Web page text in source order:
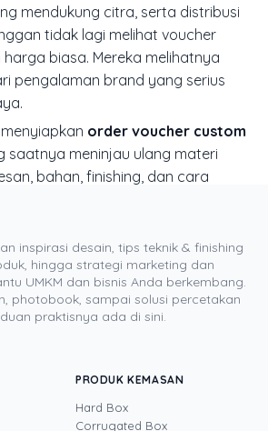
mendukung citra, serta distribusi
tidak lagi melihat voucher
biasa. Mereka melihatnya
pengalaman brand yang serius
order voucher custom
saatnya meninjau ulang materi
bahan, finishing, dan cara
desain voucher, pilihan kertas,
hingga kebutuhan cetak promosi
setiap voucher benar-benar
pelanggan jangka panjang.
dengan melihat layanan terkait,
atau menghubungi kanal resmi
karakter brand Anda.
inspirasi desain, tips teknik & finishing
hingga strategi marketing dan
UMKM dan bisnis Anda berkembang.
photobook, sampai solusi percetakan
praktisnya ada di sini.
PRODUK KEMASAN
Hard Box
Corrugated Box